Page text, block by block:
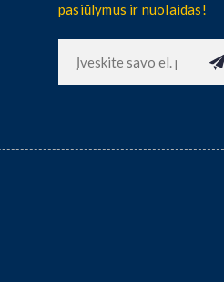
pasiūlymus ir nuolaidas!